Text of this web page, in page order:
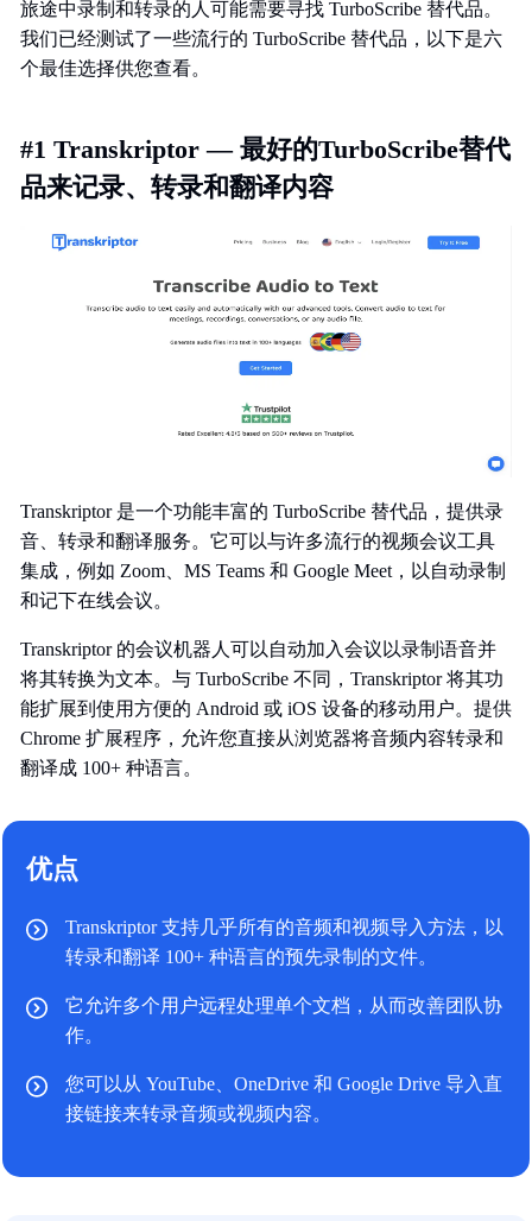
旅途中录制和转录的人可能需要寻找 TurboScribe 替代品。
我们已经测试了一些流行的 TurboScribe 替代品，以下是六
个最佳选择供您查看。
#1 Transkriptor — 最好的TurboScribe替代
品来记录、转录和翻译内容
Transkriptor 是一个功能丰富的 TurboScribe 替代品，提供录
音、转录和翻译服务。它可以与许多流行的视频会议工具
集成，例如 Zoom、MS Teams 和 Google Meet，以自动录制
和记下在线会议。
Transkriptor 的会议机器人可以自动加入会议以录制语音并
将其转换为文本。与 TurboScribe 不同，Transkriptor 将其功
能扩展到使用方便的 Android 或 iOS 设备的移动用户。提供
Chrome 扩展程序，允许您直接从浏览器将音频内容转录和
翻译成 100+ 种语言。
优点
Transkriptor 支持几乎所有的音频和视频导入方法，以
转录和翻译 100+ 种语言的预先录制的文件。
它允许多个用户远程处理单个文档，从而改善团队协
作。
您可以从 YouTube、OneDrive 和 Google Drive 导入直
接链接来转录音频或视频内容。